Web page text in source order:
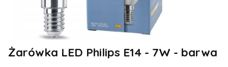
Żarówka LED Philips E14 - 7W - barwa